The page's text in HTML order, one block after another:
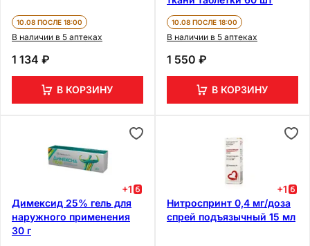
10.08 ПОСЛЕ 18:00
В наличии в 5 аптеках
1 134 ₽
В КОРЗИНУ
10.08 ПОСЛЕ 18:00
В наличии в 5 аптеках
1 550 ₽
В КОРЗИНУ
+1
Димексид 25% гель для
наружного применения
30 г
+1
Нитроспринт 0,4 мг/доза
спрей подъязычный 15 мл